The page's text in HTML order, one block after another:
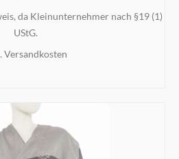
da Kleinunternehmer nach §19 (1)
UStG.
Versandkosten